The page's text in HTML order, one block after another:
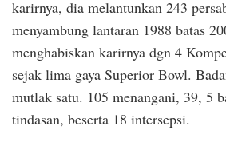
karirnya, dia melantunkan 243
menyambung lantaran 1988 batas
menghabiskan karirnya dgn 4
sejak lima gaya Superior Bowl.
mutlak satu. 105 menangani, 39, 5
tindasan, beserta 18 intersepsi.